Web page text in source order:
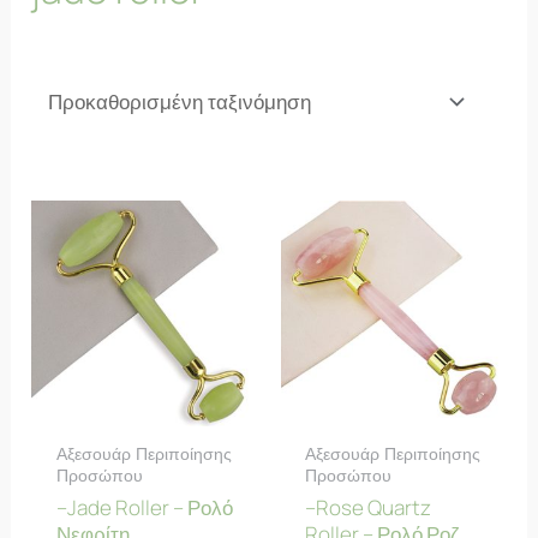
Αξεσουάρ Περιποίησης
Προσώπου
–Jade Roller – Ρολό
Αξεσουάρ Περιποίησης
Προσώπου
–Rose Quartz